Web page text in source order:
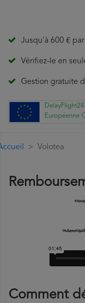
Jusqu'à 600 €
Vérifiez-le en
Gestion gratuite
Européenne
Volotea
Comment